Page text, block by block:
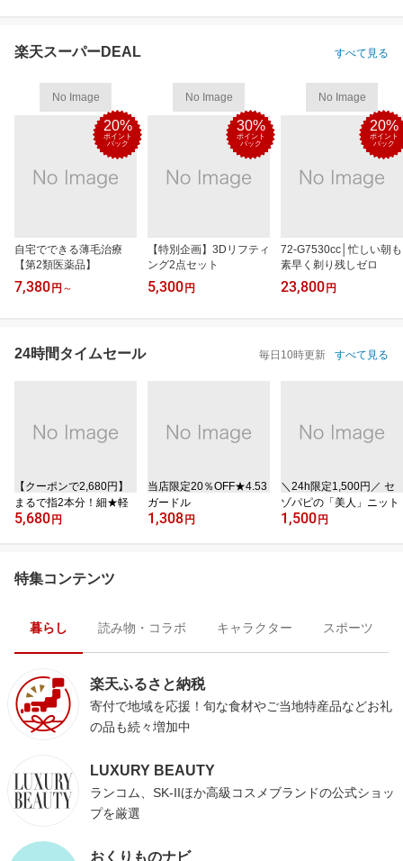
楽天スーパーDEAL すべて見る
No Image
20%
ポイント
バック
自宅でできる薄毛治療
【第2類医薬品】
7,380 円 ～
No Image
30%
ポイント
バック
【特別企画】3Dリフティ
ング2点セット
5,300 円
No Image
20%
ポイント
バック
72-G7530cc│忙しい朝も
素早く剃り残しゼロ
23,800 円
24時間タイムセール 毎日10時更新 すべて見る
【クーポンで2,680円】
まるで指2本分！細★軽
5,680 円
当店限定20％OFF★4.53
ガードル
1,308 円
＼24h限定1,500円／ セ
ゾパピの「美人」ニット
1,500 円
特集コンテンツ
暮らし 読み物・コラボ キャラクター スポーツ
楽天ふるさと納税
寄付で地域を応援！旬な食材やご当地特産品などお礼
の品も続々増加中
LUXURY BEAUTY
ランコム、SK-IIほか高級コスメブランドの公式ショッ
プを厳選
おくりものナビ